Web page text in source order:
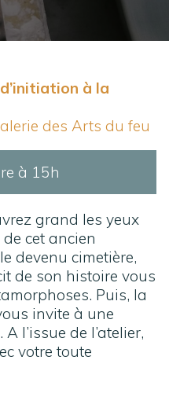
à la
des Arts du feu
à 15h
grand les yeux
cet ancien
devenu cimetière,
de son histoire vous
Puis, la
invite à une
l’issue de l’atelier,
votre toute